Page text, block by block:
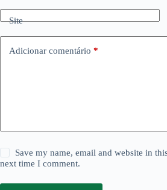
Site
Adicionar comentário *
Save my name, email and website in
next time I comment.